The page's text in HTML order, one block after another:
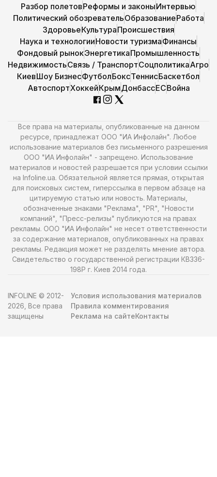
Разбор полетовРеформы и законыИнтервью
Политический обозревательОбразованиеРабота
ЗдоровьеКультураПроисшествия
Наука и технологииНовости туризмаФинансы
Фондовый рынокЭнергетикаПромышленность
НедвижимостьСвязь / ТранспортСоцполитикаАгро
КиевШоу БизнесФутболБоксТеннисБаскетбол
АвтоспортХоккейКрымДонбассЕСВойна
Все права на материалы, опубликованные на данном
ресурсе, принадлежат ООО "ИА Инфолайн". Любое
использование материалов без письменного разрешения
ООО "ИА Инфолайн" - запрещено. Использование
материалов и новостей разрешается при условии ссылки
на Infoline.ua. Обязательной является прямая, открытая
для поисковых систем, гиперссылка в первом абзаце на
цитируемую статью или новость. Материалы,
обозначенные знаками "Реклама", "PR", "Новости
компаний", "Пресс-релизы" публикуются на правах
рекламы. ООО "ИА Инфолайн" не несет ответственности
за содержание материалов, опубликованных на правах
рекламы. Редакция может не разделять мнение автора.
Свидетельство о государственной регистрации КВ336-
198Р г. Киев 2014 года.
INFOLINE © 2012-
2026, Все права
защищены
Условия использования материалов
Правила комментирования
Реклама на сайтеКонтакты